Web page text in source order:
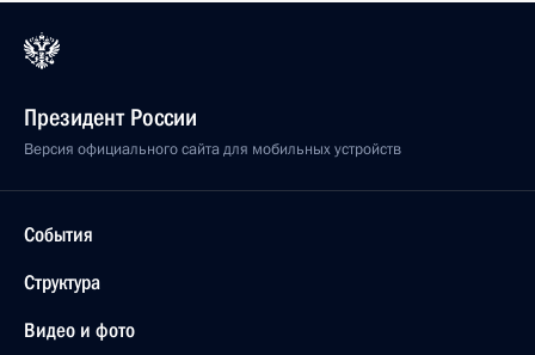
Президент России
Версия официального сайта для мобильных устройств
События
Структура
Видео и фото